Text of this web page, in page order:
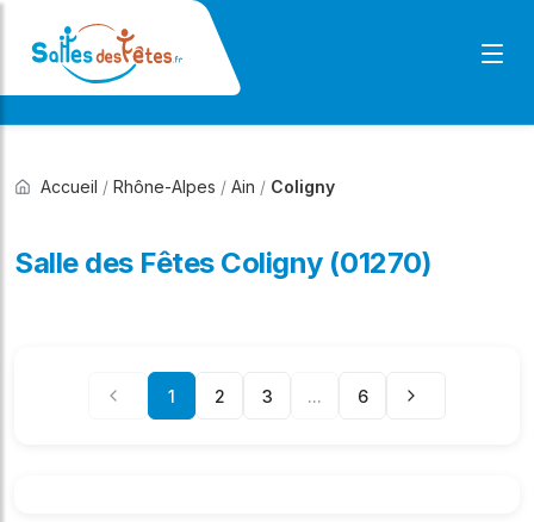
Accueil / Rhône-Alpes / Ain / Coligny
Salle des Fêtes Coligny (01270)
1 2 3 ... 6